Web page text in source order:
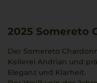
2025 Somereto
Der Somereto
Kellerei Andrian und
Eleganz und Klarheit.